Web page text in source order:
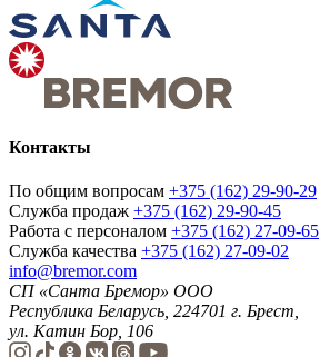
Контакты
По общим вопросам +375 (162) 29-90-29
Служба продаж +375 (162) 29-90-45
Работа с персоналом +375 (162) 27-09-65
Служба качества +375 (162) 27-09-02
info@bremor.com
СП «Санта Бремор» ООО
Республика Беларусь, 224701 г. Брест,
ул. Катин Бор, 106